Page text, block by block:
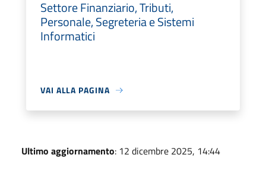
Settore Finanziario, Tributi,
Personale, Segreteria e Sistemi
Informatici
VAI ALLA PAGINA
Ultimo aggiornamento: 12 dicembre 2025, 14:44